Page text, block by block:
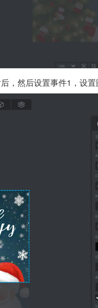
，然后设置事件1，设置